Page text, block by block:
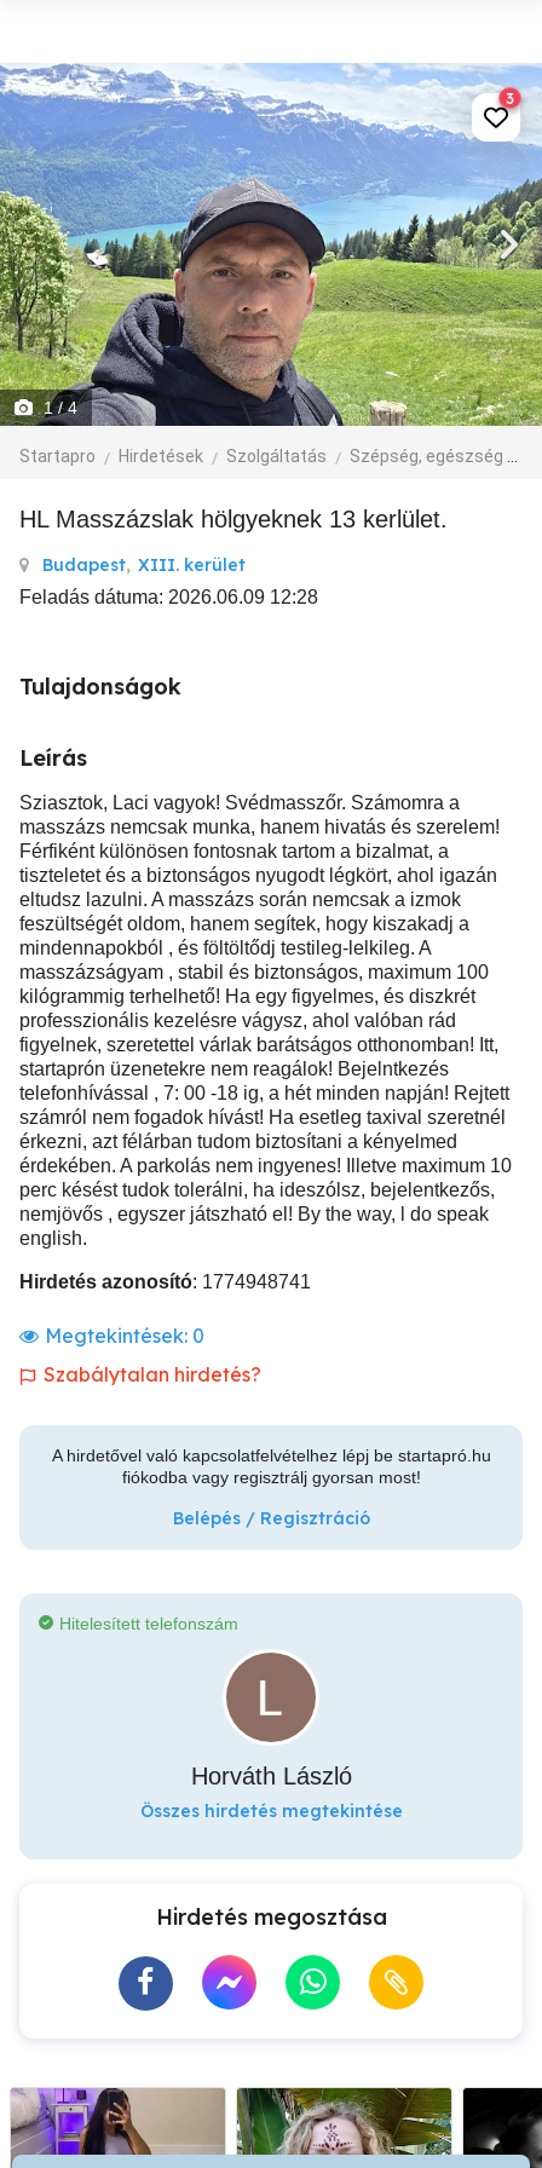
1/ 4
Startapro Hirdetések Szolgáltatás Szépség, egészség
3
HL Masszázslak hölgyeknek 13 kerlület.
Budapest, XIII. kerület
Feladás dátuma: 2026.06.09 12:28
Tulajdonságok
Leírás
Sziasztok, Laci vagyok! Svédmasszőr. Számomra a
masszázs nemcsak munka, hanem hivatás és szerelem!
Férfiként különösen fontosnak tartom a bizalmat, a
tiszteletet és a biztonságos nyugodt légkört, ahol igazán
eltudsz lazulni. A masszázs során nemcsak a izmok
feszültségét oldom, hanem segítek, hogy kiszakadj a
mindennapokból , és föltöltődj testileg-lelkileg. A
masszázságyam , stabil és biztonságos, maximum 100
kilógrammig terhelhető! Ha egy figyelmes, és diszkrét
professzionális kezelésre vágysz, ahol valóban rád
figyelnek, szeretettel várlak barátságos otthonomban! Itt,
startaprón üzenetekre nem reagálok! Bejelntkezés
telefonhívással , 7: 00 -18 ig, a hét minden napján! Rejtett
számról nem fogadok hívást! Ha esetleg taxival szeretnél
érkezni, azt félárban tudom biztosítani a kényelmed
érdekében. A parkolás nem ingyenes! Illetve maximum 10
perc késést tudok tolerálni, ha ideszólsz, bejelentkezős,
nemjövős , egyszer játszható el! By the way, l do speak
english.
Hirdetés azonosító: 1774948741
Megtekintések: 0
Szabálytalan hirdetés?
A hirdetővel való kapcsolatfelvételhez lépj be startapró.hu
fiókodba vagy regisztrálj gyorsan most!
Belépés / Regisztráció
Hitelesített telefonszám
Horváth László
Összes hirdetés megtekintése
Hirdetés megosztása